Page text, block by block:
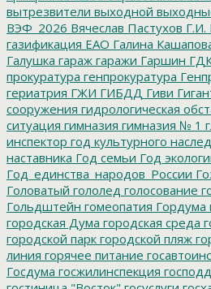
вытрезвители выходной
ВЭФ_2026 Вячеслав Пастухов Г.И.
газификация ЕАО Галина
Галушка гараж гаражи Гаршин
прокуратура генпрокуратура
гериатрия ГЖИ ГИБДД Гиви
сооружения гидрологическая
ситуация гимназия гимназия № 1
инспектор год культурного
наставника Год семьи Год
Год_единства_народов_России
Головатый гололед голосование
Гольдштейн гомеопатия Гордума
городская Дума городская среда
городской парк городской пляж
линия горячее питание
Госдума госжилинспекция